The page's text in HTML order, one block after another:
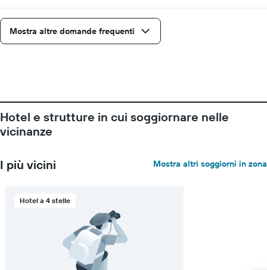
1
asse
X
a
giorni
prima
del
soggiorno
ha
Mostra altre domande frequenti
Hotel e strutture in cui soggiornare nelle
vicinanze
I più vicini Mostra altri soggiorni in zona
Hotel a 4 stelle